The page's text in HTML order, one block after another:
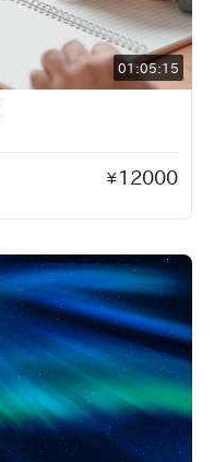
01:05:15
¥ 12000